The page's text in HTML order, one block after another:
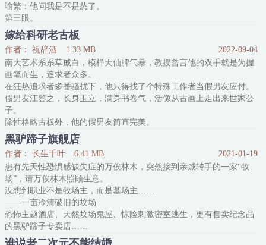
喻繁：他问我是不是怂了。
第三眼。
转班生依旧顶着那张面无表情的冰山脸，递给他一封信：“喻同
学。”喻繁心想学霸就是臭讲究，打架还递挑战信，抡起衣袖站起
身。
“请你收下我的情书。”喻同学敦地一下坐回去了。
——
陈景深（攻）x喻繁（受）
日常，慢热
内容标签： 花季雨季 情有独钟 破镜重圆 校园
搜索关键字：主角：陈景深，喻繁
一句话简介：达咩x
立意：爱学习，爱生活，爱自己。
嫁给科研老古板
作者： 祝辞酒 1.33 MB
2022-09-04
南大艺术系系草戚白，模样天仙脾气暴，教授曾言他的双手就是为握
画笔而生，追求者众多。
在狂热追求者多番骚扰下，他只得找了个特殊工作者当假男友应付。
假男友江鉴之，长身玉立，满身书卷气，活像从古画上走出来世家公
子。
除性格略古板外，他的假男友简直完美。
后来，动了心思的戚白想让对方换个工作。
江鉴之拒绝：“我喜欢现在的工作。”
戚白生气：“你都有我了，不能再干这一行。”
江鉴之问为什么，戚白叉腰瞪他：“因为不守男德！”
江鉴之摘下眼镜，不解：“当教授搞科研就是不守男德？”
戚白卡壳：“？？？
黑驴蹄子旗舰店
作者： 长生千叶 6.41 MB
2021-01-19
患有先天性恐惧感缺失症的万俟林木，突然接到亲戚转手的一家“牧
场”，请万俟林木照顾生意。
没想到职业不是牧场主，而是墓场主……
——一亩冷清破旧的坟场
恐怖主题酒店、天然坟场鬼屋、惊险刺激密室逃生，更有售卖纪念品
的黑驴蹄子专卖店……
坟头太冷清，这都不是事儿，万俟林木决定，将破败坟场扩建，迎合